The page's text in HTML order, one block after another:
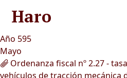
Haro
Año 595
Mayo
Ordenanza fiscal nº 2.27 -
vehículos de tracción mecánica